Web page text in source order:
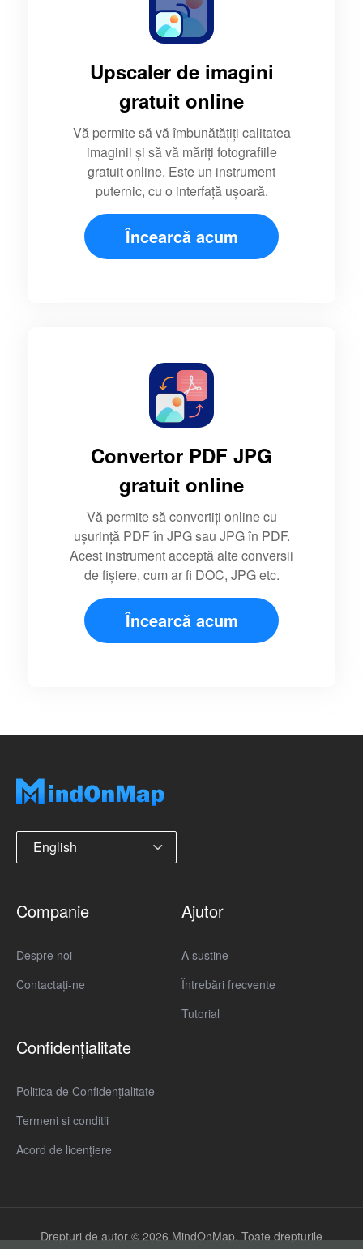
Upscaler de imagini
gratuit online
Vă permite să vă îmbunătățiți calitatea
imaginii și să vă măriți fotografiile
gratuit online. Este un instrument
puternic, cu o interfață ușoară.
Încearcă acum
Convertor PDF JPG
gratuit online
Vă permite să convertiți online cu
ușurință PDF în JPG sau JPG în PDF.
Acest instrument acceptă alte conversii
de fișiere, cum ar fi DOC, JPG etc.
Încearcă acum
English
Companie
Despre noi
Contactaţi-ne
Ajutor
A sustine
Întrebări frecvente
Tutorial
Confidențialitate
Politica de Confidențialitate
Termeni si conditii
Acord de licențiere
Drepturi de autor © 2026 MindOnMap. Toate drepturile